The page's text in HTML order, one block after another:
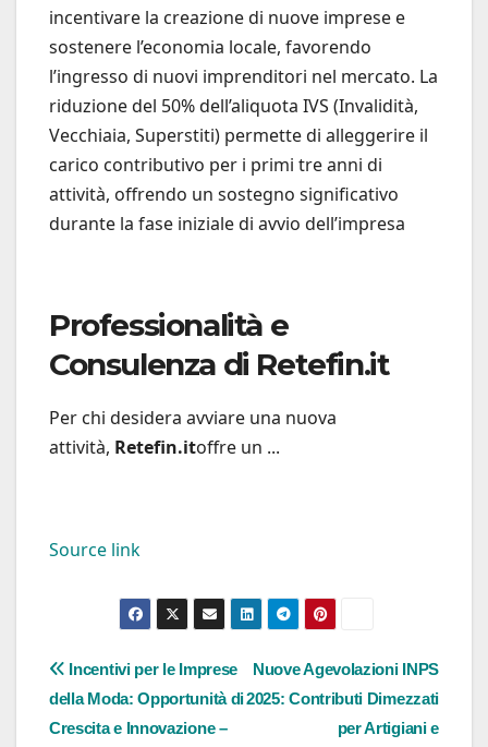
incentivare la creazione di nuove imprese e
sostenere l’economia locale, favorendo
l’ingresso di nuovi imprenditori nel mercato. La
riduzione del 50% dell’aliquota IVS (Invalidità,
Vecchiaia, Superstiti) permette di alleggerire il
carico contributivo per i primi tre anni di
attività, offrendo un sostegno significativo
durante la fase iniziale di avvio dell’impresa
Professionalità e
Consulenza di Retefin.it
Per chi desidera avviare una nuova
attività, Retefin.itoffre un ...
Source link
Navigazione
articoli
Nuove Agevolazioni INPS
2025: Contributi Dimezzati
per Artigiani e
Incentivi per le Imprese
della Moda: Opportunità di
Crescita e Innovazione –